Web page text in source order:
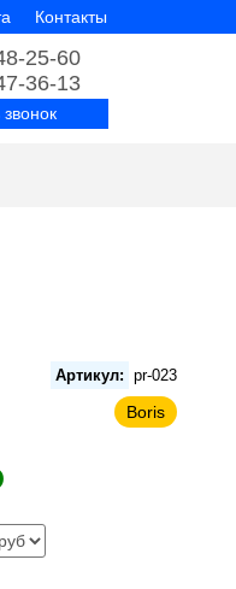
Контакты
25-60
36-13
звонок
Артикул: pr-023
Boris